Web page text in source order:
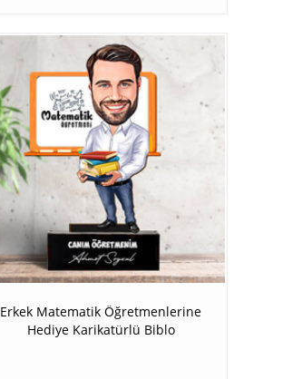
Erkek Matematik Öğretmenlerine
Hediye Karikatürlü Biblo